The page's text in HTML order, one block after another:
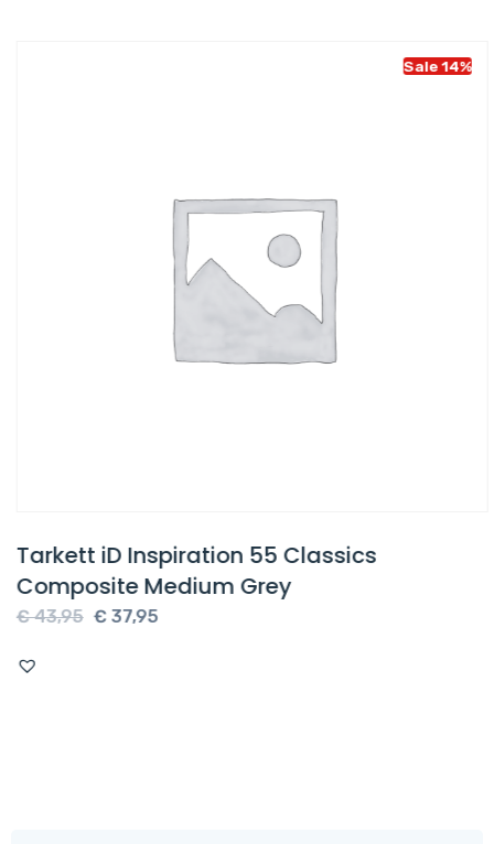
Sale 14%
Tarkett iD Inspiration 55 Classics
Composite Medium Grey
€43,95
Oorspronkelijke
€37,95Huidige